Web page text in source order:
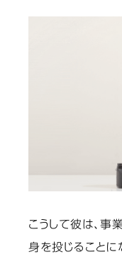
こうして彼は、事
身を投じること